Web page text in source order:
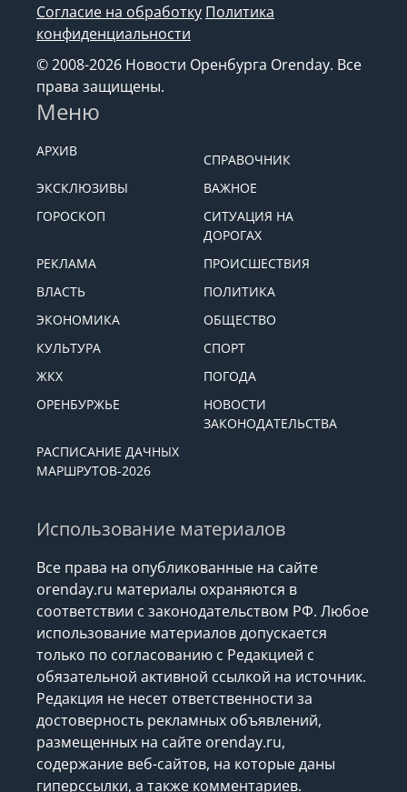
Согласие на обработку Политика
конфиденциальности
© 2008-2026 Новости Оренбурга Orenday. Все
права защищены.
Меню
АРХИВ
СПРАВОЧНИК
ЭКСКЛЮЗИВЫ
ВАЖНОЕ
ГОРОСКОП
СИТУАЦИЯ НА
ДОРОГАХ
РЕКЛАМА
ПРОИСШЕСТВИЯ
ВЛАСТЬ
ПОЛИТИКА
ЭКОНОМИКА
ОБЩЕСТВО
КУЛЬТУРА
СПОРТ
ЖКХ
ПОГОДА
ОРЕНБУРЖЬЕ
НОВОСТИ
ЗАКОНОДАТЕЛЬСТВА
РАСПИСАНИЕ ДАЧНЫХ
МАРШРУТОВ-2026
Использование материалов
Все права на опубликованные на сайте
orenday.ru материалы охраняются в
соответствии с законодательством РФ. Любое
использование материалов допускается
только по согласованию с Редакцией с
обязательной активной ссылкой на источник.
Редакция не несет ответственности за
достоверность рекламных объявлений,
размещенных на сайте orenday.ru,
содержание веб-сайтов, на которые даны
гиперссылки, а также комментариев.